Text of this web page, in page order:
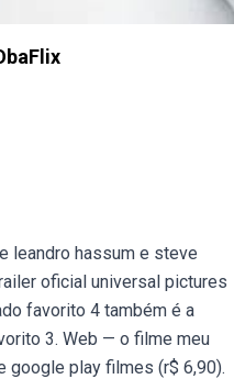
leandro hassum e steve
oficial universal pictures
favorito 4 também é a
3. Web — o filme meu
google play filmes (r$ 6,90).